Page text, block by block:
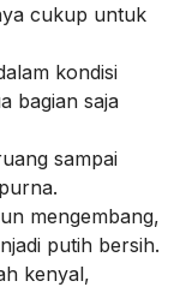
cukup untuk
kondisi
bagian saja
sampai
mengembang,
putih bersih.
kenyal,